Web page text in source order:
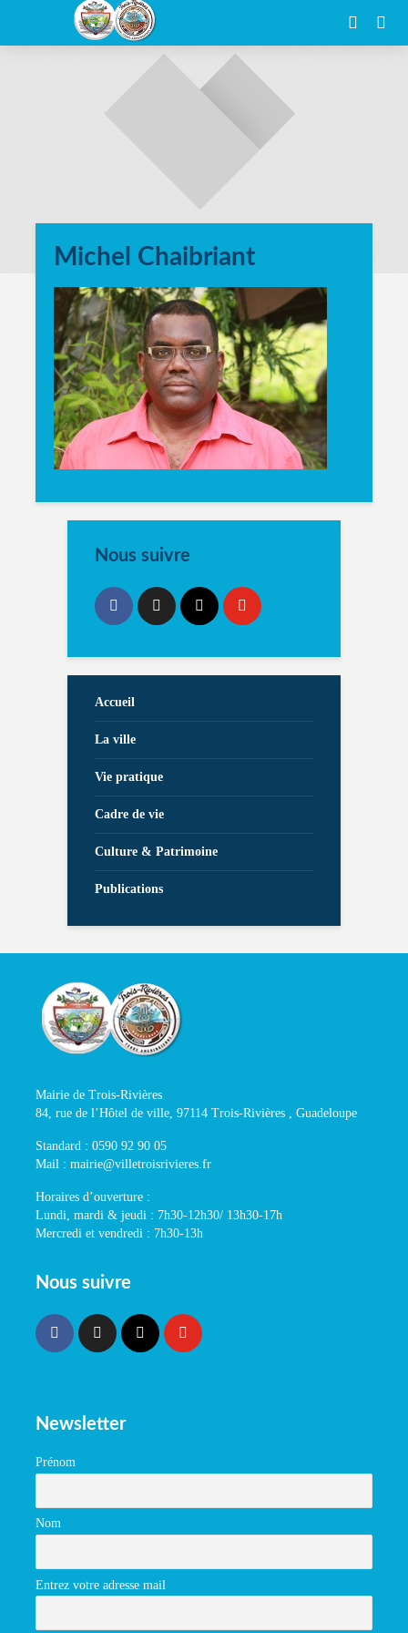
Michel Chaibriant
Nous suivre
Accueil
La ville
Vie pratique
Cadre de vie
Culture & Patrimoine
Publications
Mairie de Trois-Rivières
84, rue de l’Hôtel de ville, 97114 Trois-Rivières , Guadeloupe
Standard : 0590 92 90 05
Mail : mairie@villetroisrivieres.fr
Horaires d’ouverture :
Lundi, mardi & jeudi : 7h30-12h30/ 13h30-17h
Mercredi et vendredi : 7h30-13h
Nous suivre
Newsletter
Prénom
Nom
Entrez votre adresse mail